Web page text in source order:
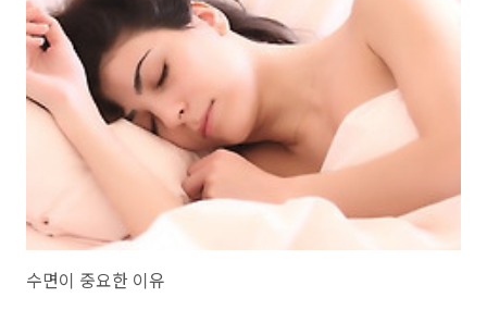
그들은 또한 아침에 너무 일찍 일어나서 다시 잠을 자는 것이 어렵다는
것을 알게 될 수도 있습니다. 불면증은 두 가지 유형 주요 불면증 : 이것은
근본적인 의학적, 정신 의학적 또는 수면 장애에 의해 야기되지 않는 불
면증을 말합니다. 일차 불면증은 일반적으로 스트레스, 불안, 나쁜 수면
습관,..
수면이 중요한 이유